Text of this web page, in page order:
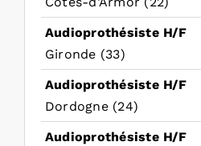
Audioprothésiste H/F
Gironde (33)
Audioprothésiste H/F
Dordogne (24)
Audioprothésiste H/F